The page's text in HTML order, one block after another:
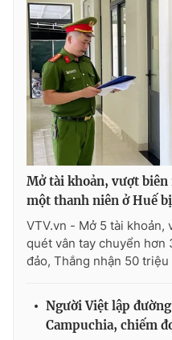
Mở tài khoản, vượt
một thanh niên ở Huế
VTV.vn - Mở 5 tài khoản,
quét vân tay chuyển hơn
đảo, Thắng nhận 50 triệu
Người Việt lập
Campuchia, chiếm